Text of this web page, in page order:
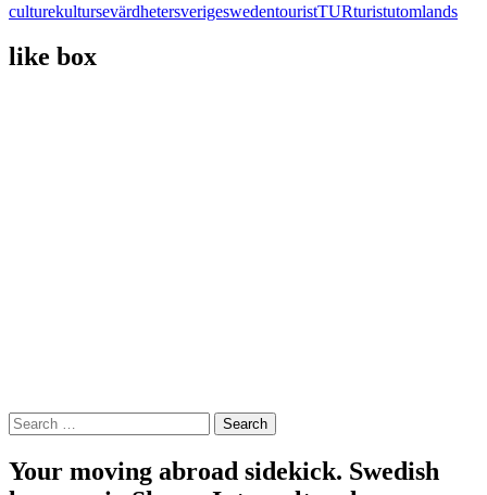
culturekultursevärdhetersverigeswedentouristTURturistutomlands
like box
Search
for:
Your moving abroad sidekick. Swedish